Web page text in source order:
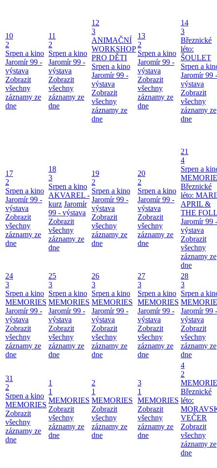
10
2
Srpen a kino
Jaromír 99 -
výstava
Zobrazit
všechny
záznamy ze
dne
11
2
Srpen a kino
Jaromír 99 -
výstava
Zobrazit
všechny
záznamy ze
dne
12
3
ANIMAČNÍ
WORKSHOP
PRO DĚTI
Srpen a kino
Jaromír 99 -
výstava
Zobrazit
všechny
záznamy ze
dne
13
2
Srpen a kino
Jaromír 99 -
výstava
Zobrazit
všechny
záznamy ze
dne
14
3
Březnické
léto:
ŠOULET
Srpen a
Jaromír 99 -
výstava
Zobrazit
všechny
záznamy ze
dne
17
2
Srpen a kino
Jaromír 99 -
výstava
Zobrazit
všechny
záznamy ze
dne
18
3
Srpen a kino
AKVAREL -
kurz Jaromír
99 - výstava
Zobrazit
všechny
záznamy ze
dne
19
2
Srpen a kino
Jaromír 99 -
výstava
Zobrazit
všechny
záznamy ze
dne
20
2
Srpen a kino
Jaromír 99 -
výstava
Zobrazit
všechny
záznamy ze
dne
21
4
Srpen a
Březnické
léto:
APRIL &
THE
Jaromír 99 -
výstava
Zobrazit
všechny
záznamy ze
dne
24
3
Srpen a kino
MEMORIES
Jaromír 99 -
výstava
Zobrazit
všechny
záznamy ze
dne
25
3
Srpen a kino
MEMORIES
Jaromír 99 -
výstava
Zobrazit
všechny
záznamy ze
dne
26
3
Srpen a kino
MEMORIES
Jaromír 99 -
výstava
Zobrazit
všechny
záznamy ze
dne
27
3
Srpen a kino
MEMORIES
Jaromír 99 -
výstava
Zobrazit
všechny
záznamy ze
dne
28
3
Srpen a
Jaromír 99 -
výstava
Zobrazit
všechny
záznamy ze
dne
31
2
Srpen a kino
MEMORIES
Zobrazit
všechny
záznamy ze
dne
1
1
MEMORIES
Zobrazit
všechny
záznamy ze
dne
2
1
MEMORIES
Zobrazit
všechny
záznamy ze
dne
3
1
MEMORIES
Zobrazit
všechny
záznamy ze
dne
4
2
Březnické
léto:
VEČER
Zobrazit
všechny
záznamy ze
dne